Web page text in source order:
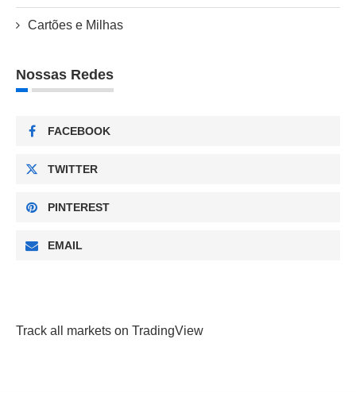
Cartões e Milhas
Nossas Redes
FACEBOOK
TWITTER
PINTEREST
EMAIL
Track all markets on TradingView